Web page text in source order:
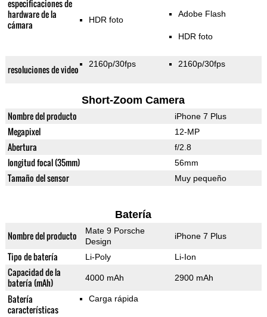
especificaciones de
hardware de la
cámara
HDR foto
Adobe Flash
HDR foto
resoluciones de video 2160p/30fps 2160p/30fps
Short-Zoom Camera
Nombre del producto iPhone 7 Plus
Megapixel 12-MP
Abertura f/2.8
longitud focal (35mm) 56mm
Tamaño del sensor Muy pequeño
Batería
Nombre del producto
Mate 9 Porsche
Design
iPhone 7 Plus
Tipo de batería Li-Poly Li-Ion
Capacidad de la
batería (mAh)
4000 mAh 2900 mAh
Batería
características
Carga rápida